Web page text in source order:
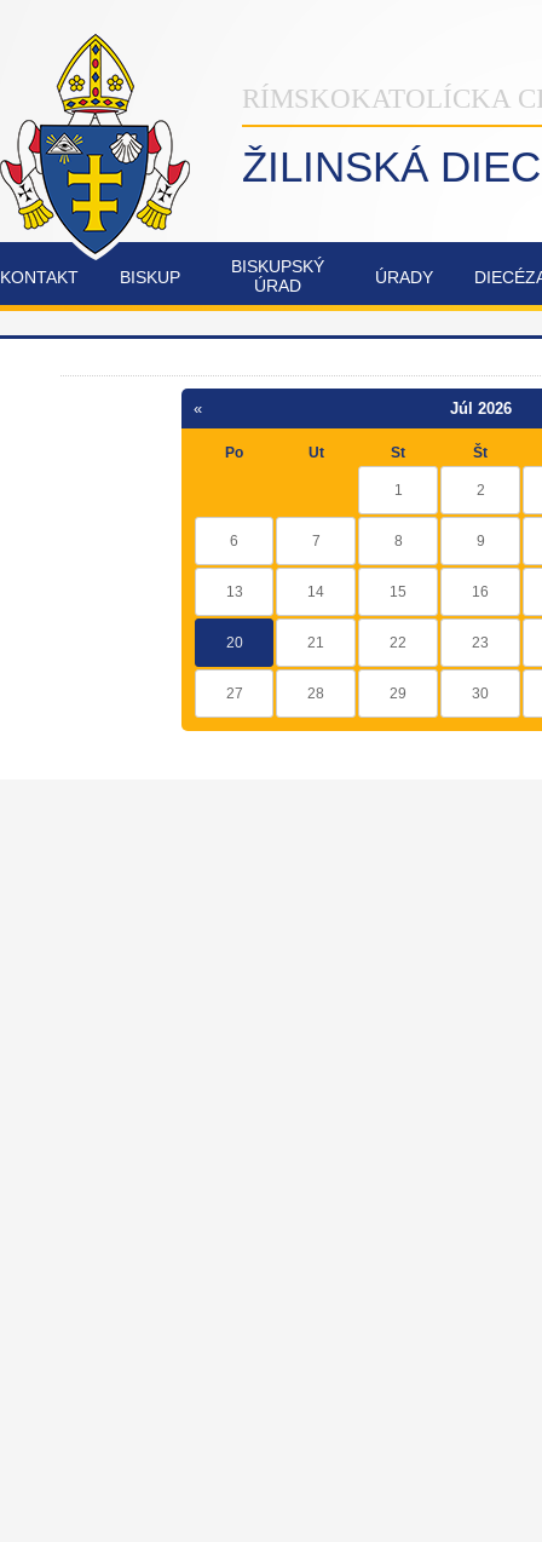
RÍMSKOKATOLÍCKA
ŽILINSKÁ
KONTAKT BISKUP
BISKUPSKÝ
ÚRAD
ÚRADY
INŠTITÚT
NAŠA
DIECÉZA
JUBILEJNÝ
ROK
« Júl 2026
Po Ut St Št
1 2
6 7 8 9
13 14 15 16
20 21 22 23
27 28 29 30